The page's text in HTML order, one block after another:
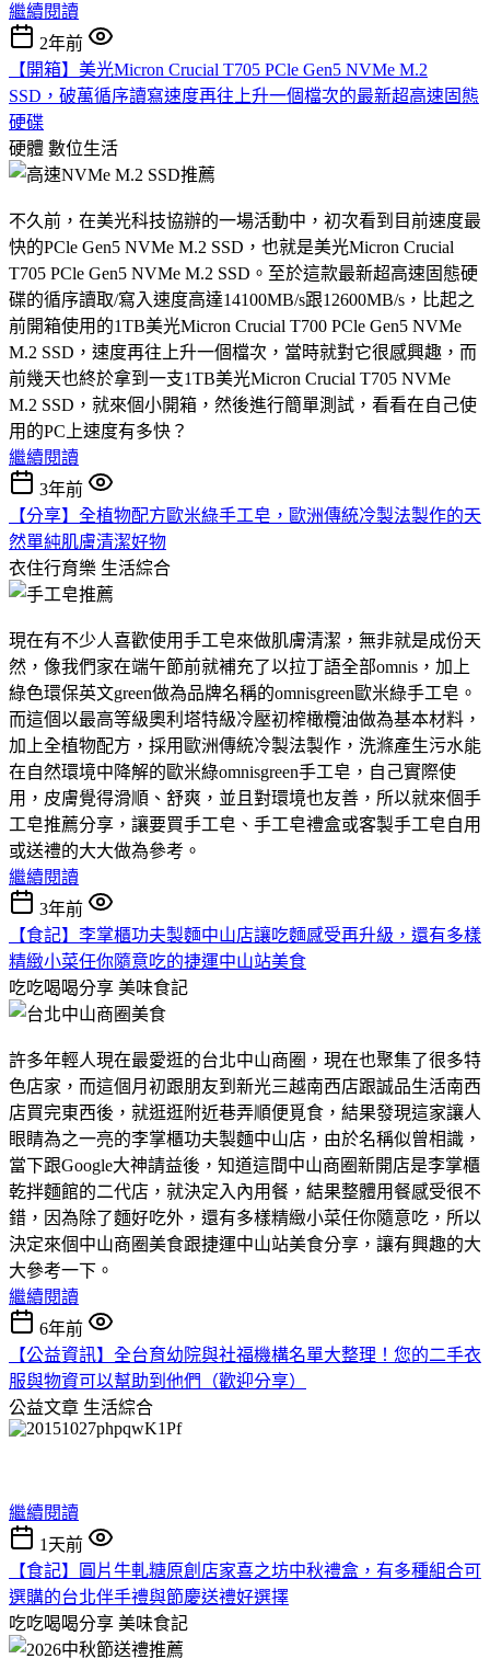
繼續閱讀
2年前
【開箱】美光Micron Crucial T705 PCle Gen5 NVMe M.2
SSD，破萬循序讀寫速度再往上升一個檔次的最新超高速固態
硬碟
硬體 數位生活
不久前，在美光科技協辦的一場活動中，初次看到目前速度最
快的PCle Gen5 NVMe M.2 SSD，也就是美光Micron Crucial
T705 PCle Gen5 NVMe M.2 SSD。至於這款最新超高速固態硬
碟的循序讀取/寫入速度高達14100MB/s跟12600MB/s，比起之
前開箱使用的1TB美光Micron Crucial T700 PCle Gen5 NVMe
M.2 SSD，速度再往上升一個檔次，當時就對它很感興趣，而
前幾天也終於拿到一支1TB美光Micron Crucial T705 NVMe
M.2 SSD，就來個小開箱，然後進行簡單測試，看看在自己使
用的PC上速度有多快？
繼續閱讀
3年前
【分享】全植物配方歐米綠手工皂，歐洲傳統冷製法製作的天
然單純肌膚清潔好物
衣住行育樂 生活綜合
現在有不少人喜歡使用手工皂來做肌膚清潔，無非就是成份天
然，像我們家在端午節前就補充了以拉丁語全部omnis，加上
綠色環保英文green做為品牌名稱的omnisgreen歐米綠手工皂。
而這個以最高等級奧利塔特級冷壓初榨橄欖油做為基本材料，
加上全植物配方，採用歐洲傳統冷製法製作，洗滌產生污水能
在自然環境中降解的歐米綠omnisgreen手工皂，自己實際使
用，皮膚覺得滑順、舒爽，並且對環境也友善，所以就來個手
工皂推薦分享，讓要買手工皂、手工皂禮盒或客製手工皂自用
或送禮的大大做為參考。
繼續閱讀
3年前
【食記】李掌櫃功夫製麵中山店讓吃麵感受再升級，還有多樣
精緻小菜任你隨意吃的捷運中山站美食
吃吃喝喝分享 美味食記
許多年輕人現在最愛逛的台北中山商圈，現在也聚集了很多特
色店家，而這個月初跟朋友到新光三越南西店跟誠品生活南西
店買完東西後，就逛逛附近巷弄順便覓食，結果發現這家讓人
眼睛為之一亮的李掌櫃功夫製麵中山店，由於名稱似曾相識，
當下跟Google大神請益後，知道這間中山商圈新開店是李掌櫃
乾拌麵館的二代店，就決定入內用餐，結果整體用餐感受很不
錯，因為除了麵好吃外，還有多樣精緻小菜任你隨意吃，所以
決定來個中山商圈美食跟捷運中山站美食分享，讓有興趣的大
大參考一下。
繼續閱讀
6年前
【公益資訊】全台育幼院與社福機構名單大整理！您的二手衣
服與物資可以幫助到他們（歡迎分享）
公益文章 生活綜合
繼續閱讀
1天前
【食記】圓片牛軋糖原創店家喜之坊中秋禮盒，有多種組合可
選購的台北伴手禮與節慶送禮好選擇
吃吃喝喝分享 美味食記